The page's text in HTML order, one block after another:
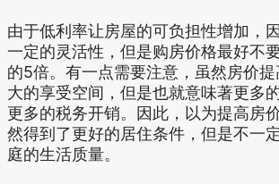
由于低利率让房屋的可负担性增加，
一定的灵活性，但是购房价格最好不
的5倍。有一点需要注意，虽然房价
大的享受空间，但是也就意味著更多
更多的税务开销。因此，以为提高房
然得到了更好的居住条件，但是不一
庭的生活质量。